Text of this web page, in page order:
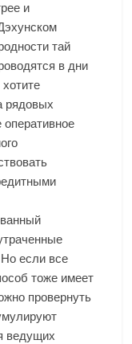
и
тай
в дни
рядовых
оперативное
если все
тоже имеет
провернуть
ведущих